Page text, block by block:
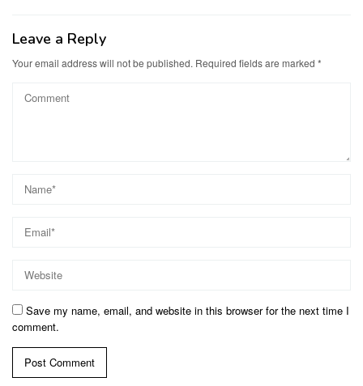
Leave a Reply
Your email address will not be published. Required fields are marked *
Save my name, email, and website in this browser for the next time I
comment.